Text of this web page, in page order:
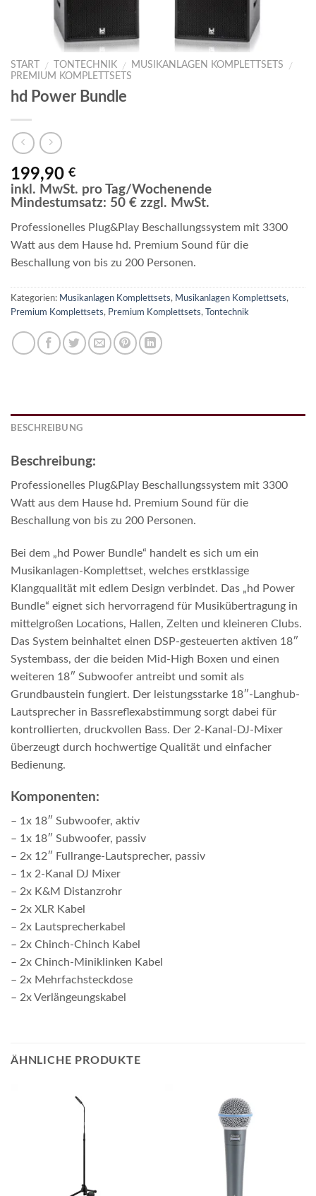
START / TONTECHNIK / MUSIKANLAGEN KOMPLETTSETS
/
PREMIUM KOMPLETTSETS
hd Power Bundle
199,90 €
inkl. MwSt. pro Tag/Wochenende
Mindestumsatz: 50 € zzgl. MwSt.
Professionelles Plug&Play Beschallungssystem mit 3300
Watt aus dem Hause hd. Premium Sound für die
Beschallung von bis zu 200 Personen.
Kategorien: Musikanlagen Komplettsets, Musikanlagen Komplettsets,
Premium Komplettsets, Premium Komplettsets, Tontechnik
BESCHREIBUNG
Beschreibung:
Professionelles Plug&Play Beschallungssystem mit 3300
Watt aus dem Hause hd. Premium Sound für die
Beschallung von bis zu 200 Personen.
Bei dem „hd Power Bundle“ handelt es sich um ein
Musikanlagen-Komplettset, welches erstklassige
Klangqualität mit edlem Design verbindet. Das „hd Power
Bundle“ eignet sich hervorragend für Musikübertragung in
mittelgroßen Locations, Hallen, Zelten und kleineren Clubs.
Das System beinhaltet einen DSP-gesteuerten aktiven 18″
Systembass, der die beiden Mid-High Boxen und einen
weiteren 18″ Subwoofer antreibt und somit als
Grundbaustein fungiert. Der leistungsstarke 18″-Langhub-
Lautsprecher in Bassreflexabstimmung sorgt dabei für
kontrollierten, druckvollen Bass. Der 2-Kanal-DJ-Mixer
überzeugt durch hochwertige Qualität und einfacher
Bedienung.
Komponenten:
– 1x 18″ Subwoofer, aktiv
– 1x 18″ Subwoofer, passiv
– 2x 12″ Fullrange-Lautsprecher, passiv
– 1x 2-Kanal DJ Mixer
– 2x K&M Distanzrohr
– 2x XLR Kabel
– 2x Lautsprecherkabel
– 2x Chinch-Chinch Kabel
– 2x Chinch-Miniklinken Kabel
– 2x Mehrfachsteckdose
– 2x Verlängeungskabel
ÄHNLICHE PRODUKTE